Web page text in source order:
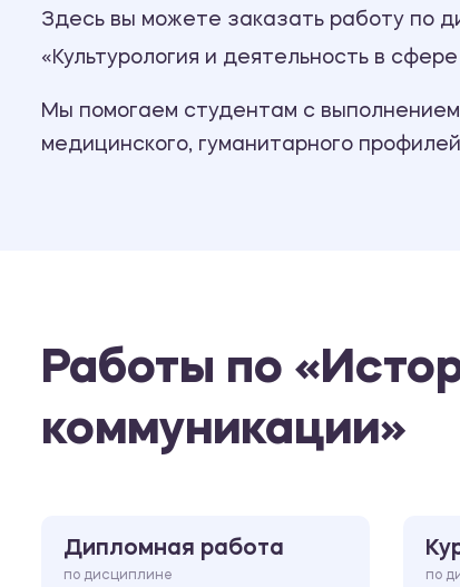
Здесь вы можете заказать работу по
«Культурология и деятельность в сфере
Мы помогаем студентам с
медицинского, гуманитарного
Работы по
коммуникации»
Дипломная работа
по дисциплине по